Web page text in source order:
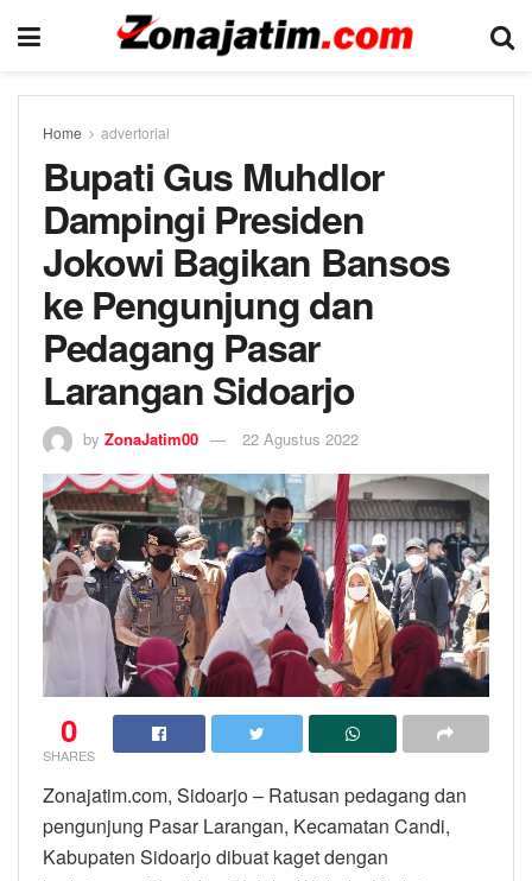
Home advertorial
Bupati Gus Muhdlor
Dampingi Presiden
Jokowi Bagikan Bansos
ke Pengunjung dan
Pedagang Pasar
Larangan Sidoarjo
by ZonaJatim00 22 Agustus 2022
0
SHARES
Zonajatim.com, Sidoarjo – Ratusan pedagang dan
pengunjung Pasar Larangan, Kecamatan Candi,
Kabupaten Sidoarjo dibuat kaget dengan